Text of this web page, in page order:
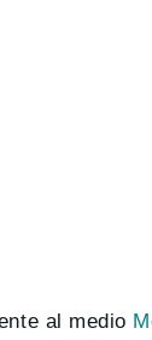
al medio